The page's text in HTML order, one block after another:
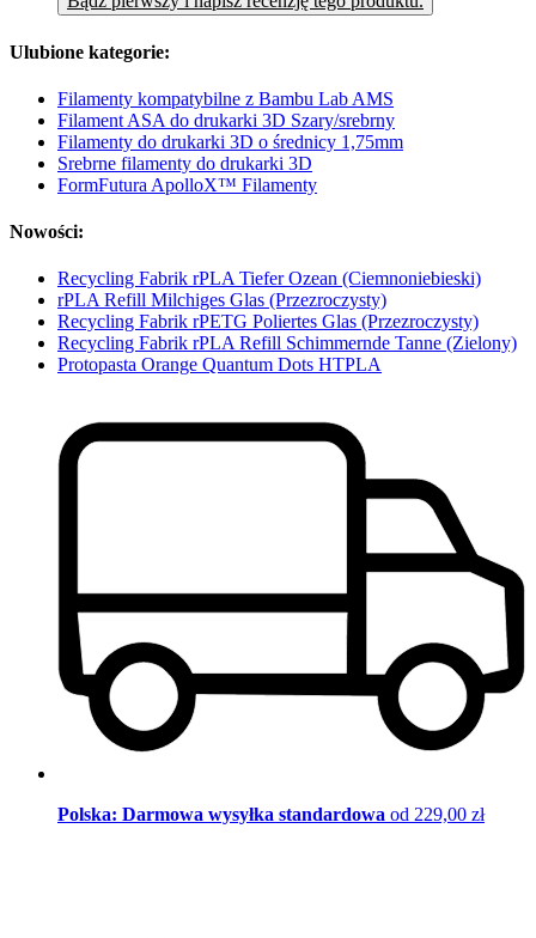
Ulubione kategorie:
Filamenty kompatybilne z Bambu Lab AMS
Filament ASA do drukarki 3D Szary/srebrny
Filamenty do drukarki 3D o średnicy 1,75mm
Srebrne filamenty do drukarki 3D
FormFutura ApolloX™ Filamenty
Nowości:
Recycling Fabrik rPLA Tiefer Ozean (Ciemnoniebieski)
rPLA Refill Milchiges Glas (Przezroczysty)
Recycling Fabrik rPETG Poliertes Glas (Przezroczysty)
Recycling Fabrik rPLA Refill Schimmernde Tanne (Zielony)
Protopasta Orange Quantum Dots HTPLA
Polska: Darmowa wysyłka standardowa od 229,00 zł